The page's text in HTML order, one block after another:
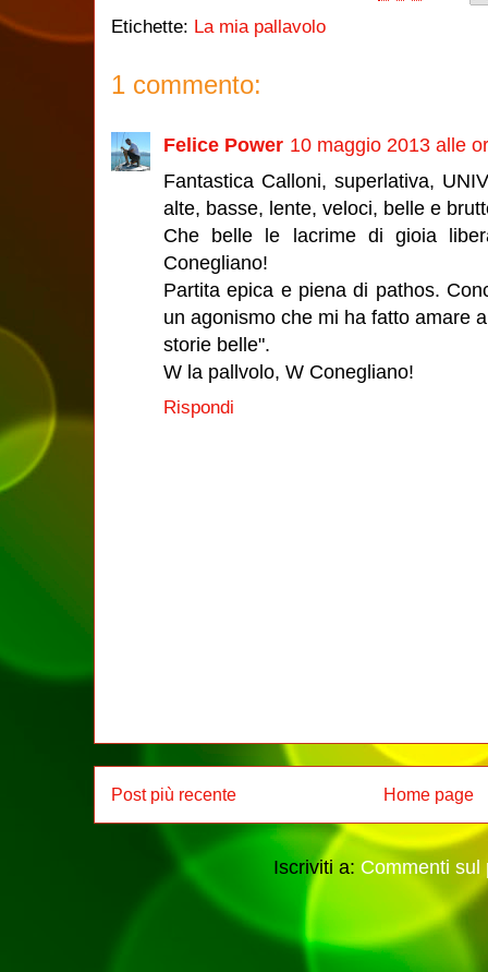
Etichette: La mia pallavolo
1 commento:
Felice Power 10 maggio 2013 alle
Fantastica Calloni, superlativa,
alte, basse, lente, veloci, belle e
Che belle le lacrime di gioia
Conegliano!
Partita epica e piena di pathos.
un agonismo che mi ha fatto amare
storie belle".
W la pallvolo, W Conegliano!
Rispondi
Post più recente Home page
Iscriviti a: Commenti sul